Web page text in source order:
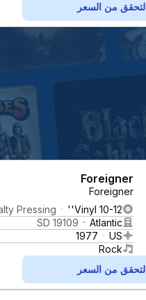
التحقق من السعر
Foreigner
Foreigner
Vinyl 10-12''
Pressing
Atlantic
SD 19109
US
1977
Rock
التحقق من السعر